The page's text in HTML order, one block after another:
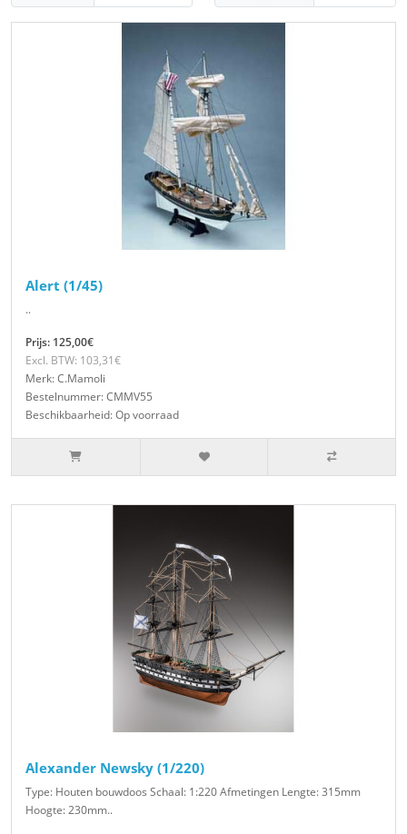
Alert (1/45)
..
Prijs: 125,00€
Excl. BTW: 103,31€
Merk: C.Mamoli
Bestelnummer: CMMV55
Beschikbaarheid: Op voorraad
Alexander Newsky (1/220)
Type: Houten bouwdoos Schaal: 1:220 Afmetingen Lengte: 315mm
Hoogte: 230mm..